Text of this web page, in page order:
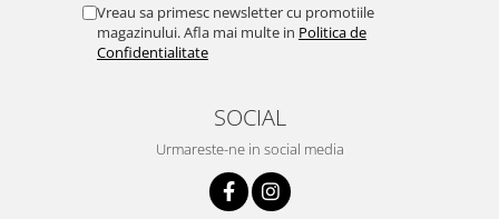
Vreau sa primesc newsletter cu promotiile
magazinului. Afla mai multe in Politica de
Confidentialitate
SOCIAL
Urmareste-ne in social media